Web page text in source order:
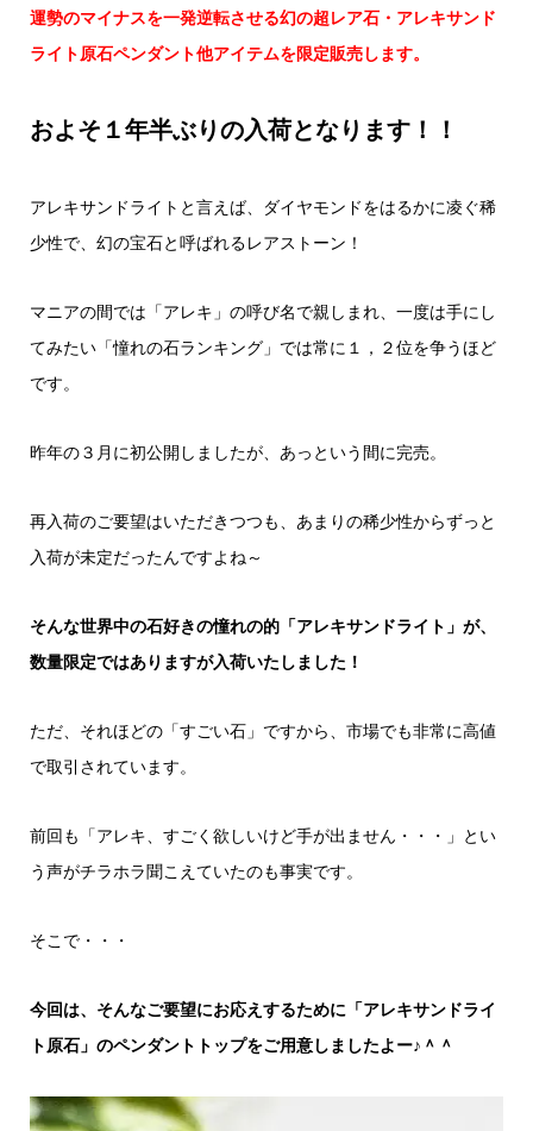
運勢のマイナスを一発逆転させる幻の超レア石・アレキサンド
ライト原石ペンダント他アイテムを限定販売します。
およそ１年半ぶりの入荷となります！！
アレキサンドライトと言えば、ダイヤモンドをはるかに凌ぐ稀
少性で、幻の宝石と呼ばれるレアストーン！
マニアの間では「アレキ」の呼び名で親しまれ、一度は手にし
てみたい「憧れの石ランキング」では常に１，２位を争うほど
です。
昨年の３月に初公開しましたが、あっという間に完売。
再入荷のご要望はいただきつつも、あまりの稀少性からずっと
入荷が未定だったんですよね～
そんな世界中の石好きの憧れの的「アレキサンドライト」が、
数量限定ではありますが入荷いたしました！
ただ、それほどの「すごい石」ですから、市場でも非常に高値
で取引されています。
前回も「アレキ、すごく欲しいけど手が出ません・・・」とい
う声がチラホラ聞こえていたのも事実です。
そこで・・・
今回は、そんなご要望にお応えするために「アレキサンドライ
ト原石」のペンダントトップをご用意しましたよー♪＾＾